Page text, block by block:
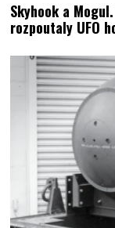
Skyhook a
rozpoutaly UFO